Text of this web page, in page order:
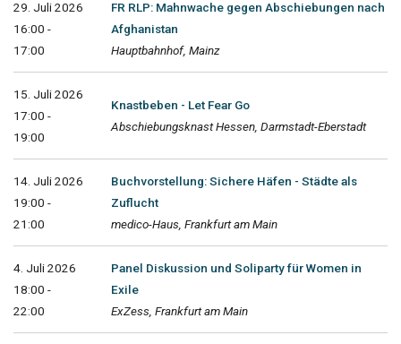
29. Juli 2026
16:00 -
17:00
FR RLP: Mahnwache gegen Abschiebungen nach
Afghanistan
Hauptbahnhof, Mainz
15. Juli 2026
17:00 -
19:00
Knastbeben - Let Fear Go
Abschiebungsknast Hessen, Darmstadt-Eberstadt
14. Juli 2026
19:00 -
21:00
Buchvorstellung: Sichere Häfen - Städte als
Zuflucht
medico-Haus, Frankfurt am Main
4. Juli 2026
18:00 -
22:00
Panel Diskussion und Soliparty für Women in
Exile
ExZess, Frankfurt am Main